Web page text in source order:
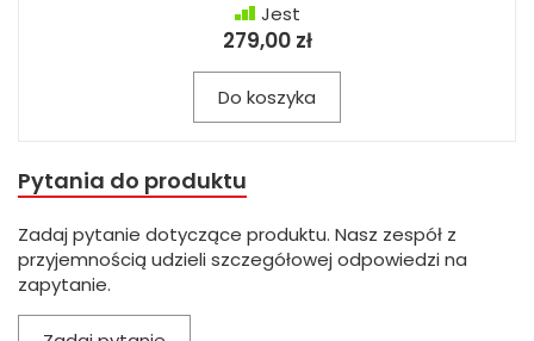
Jest
279,00 zł
Do koszyka
Pytania do produktu
Zadaj pytanie dotyczące produktu. Nasz zespół z
przyjemnością udzieli szczegółowej odpowiedzi na
zapytanie.